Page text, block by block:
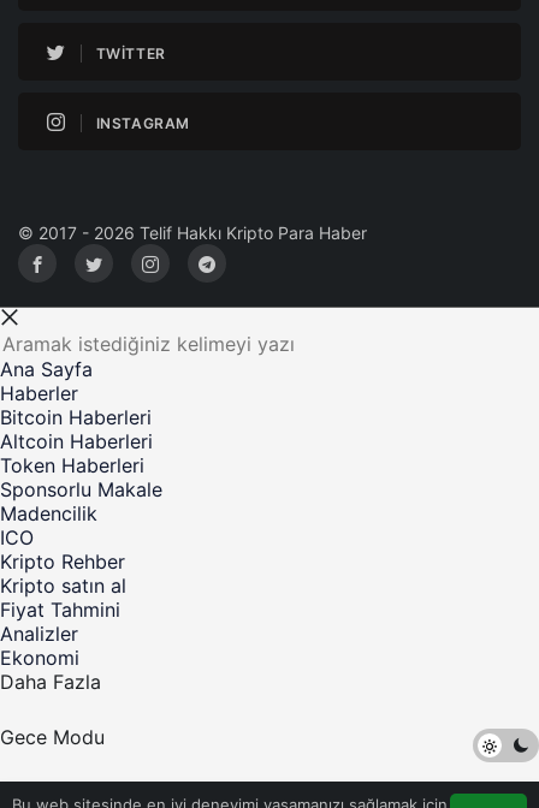
Bu web sitesinde en iyi deneyimi yaşamanızı sağlamak için
TWITTER
INSTAGRAM
© 2017 - 2026 Telif Hakkı Kripto Para Haber
Ana Sayfa
Haberler
Bitcoin Haberleri
Altcoin Haberleri
Token Haberleri
Sponsorlu Makale
Madencilik
ICO
Kripto Rehber
Kripto satın al
Fiyat Tahmini
Analizler
Ekonomi
Daha Fazla
Gece Modu
©Telif Hakkı 2017-2023 Kripto Para Haber - Tüm Hakları